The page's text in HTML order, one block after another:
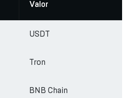
Valor
USDT
Tron
BNB Chain